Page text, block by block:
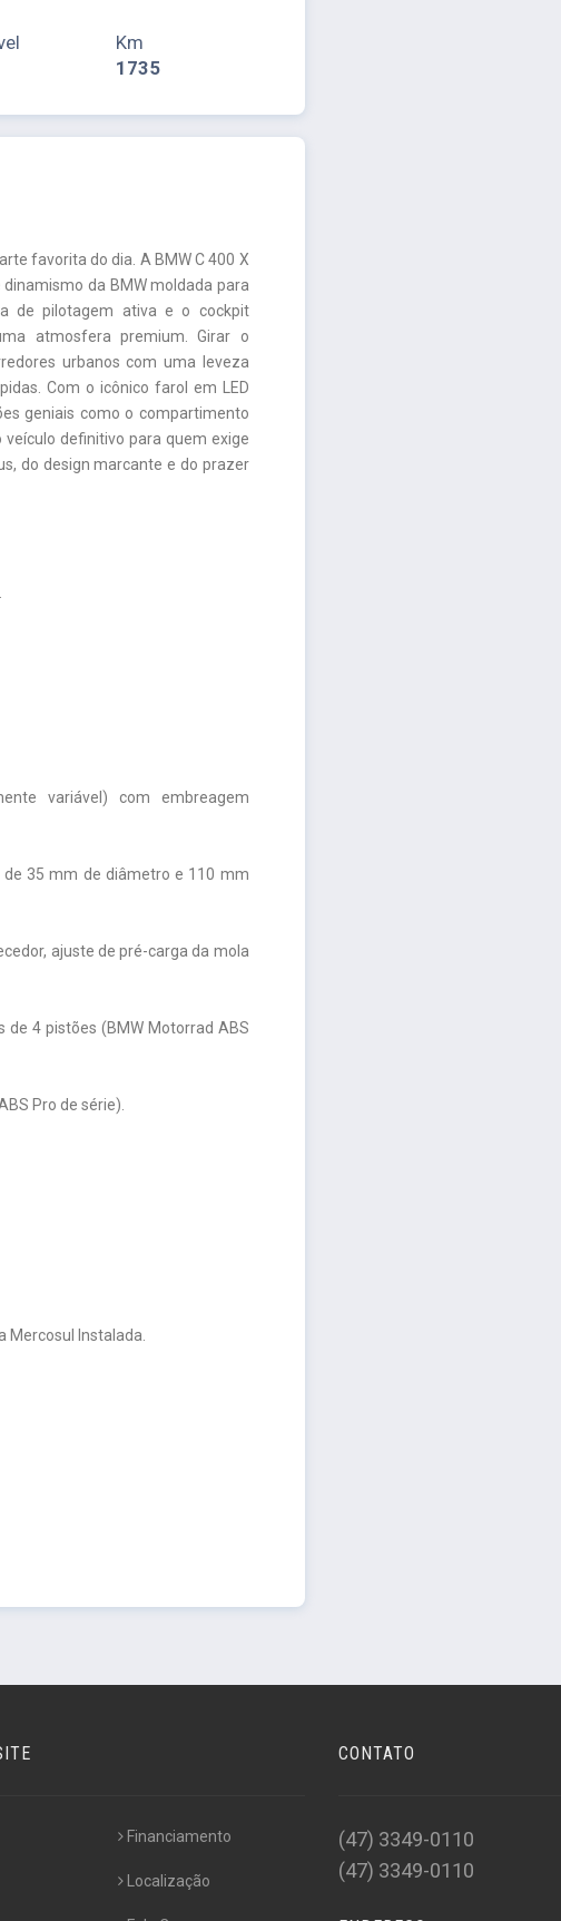
Km
1735
favorita do dia. A BMW C 400 X
da BMW moldada para
de pilotagem ativa e o cockpit
atmosfera premium. Girar o
urbanos com uma leveza
Com o icônico farol em LED
geniais como o compartimento
veículo definitivo para quem exige
do design marcante e do prazer
variável) com embreagem
de 35 mm de diâmetro e 110 mm
ajuste de pré-carga da mola
de 4 pistões (BMW Motorrad ABS
Pro de série).
Mercosul Instalada.
Financiamento
Localização
CONTATO
(47) 3349-0110
(47) 3349-0110